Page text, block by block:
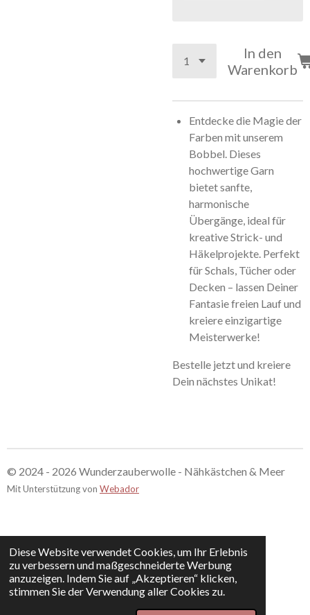
Diese Website verwendet Cookies, um Ihr Erlebnis
zu verbessern und maßgeschneiderte Werbung
anzuzeigen. Indem Sie auf „Akzeptieren“ klicken,
stimmen Sie der Verwendung aller Cookies zu.
In den
Warenkorb
Entdecke die Magie der
Farben mit unserem
Bobbel. Dieses
hochwertige Garn
bietet sanfte,
harmonische
Übergänge, ideal für
kreative Strick- und
Häkelprojekte. Perfekt
für Schals, Tücher oder
Decken – lassen Deiner
Fantasie freien Lauf und
kreiere einzigartige
Meisterwerke!
Bestelle jetzt und kreiere
Dein nächstes Unikat!
© 2024 - 2026 Wunderzauberwolle - Nähkästchen & Meer
Mit Unterstützung von Webador